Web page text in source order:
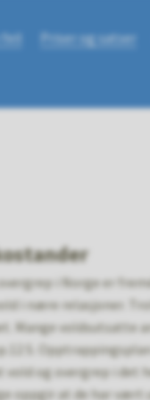
feil Priser og satser
i Norge er
i nære relasjoner.
Mange voldsutsatte
S.
vold og overgrep i
oppgir at de har